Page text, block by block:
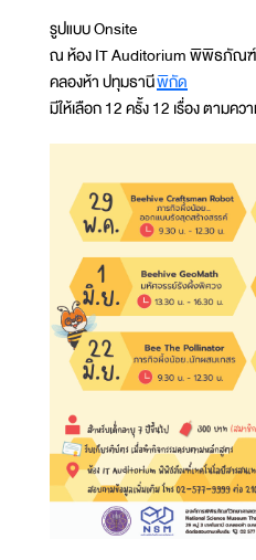
รูปแบบ Onsite
ณ ห้อง IT Auditorium พิพิธภัณฑ์เ
คลองห้า ปทุมธานีพิกัด
มีให้เลือก 12 ครั้ง 12 เรื่อง ตามคว